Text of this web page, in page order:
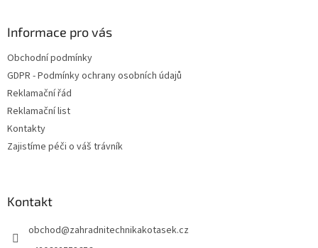
Informace pro vás
Obchodní podmínky
GDPR - Podmínky ochrany osobních údajů
Reklamační řád
Reklamační list
Kontakty
Zajistíme péči o váš trávník
Kontakt
obchod@zahradnitechnikakotasek.cz